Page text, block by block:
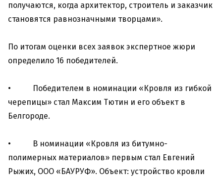
получаются, когда архитектор, строитель и заказчик
становятся равнозначными творцами».
По итогам оценки всех заявок экспертное жюри
определило 16 победителей.
• Победителем в номинации «Кровля из гибкой
черепицы» стал Максим Тютин и его объект в
Белгороде.
• В номинации «Кровля из битумно-
полимерных материалов» первым стал Евгений
Рыжих, ООО «БАУРУФ». Объект: устройство кровли